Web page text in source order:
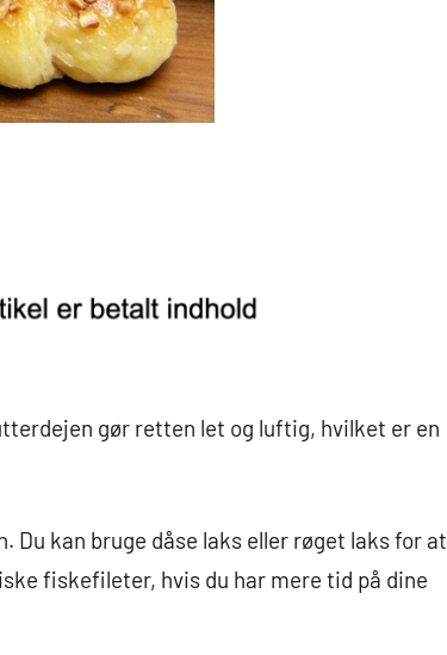
gør retten let og luftig, hvilket er en
Du kan bruge dåse laks eller røget laks for at
fiskefileter, hvis du har mere tid på dine